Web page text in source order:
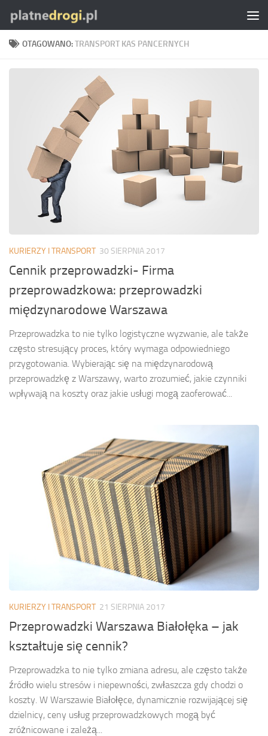
Skip to content
OTAGOWANO:TRANSPORT KAS PANCERNYCH
KURIERZY I TRANSPORT 30 SIERPNIA 2017
Cennik przeprowadzki- Firma
przeprowadzkowa: przeprowadzki
międzynarodowe Warszawa
Przeprowadzka to nie tylko logistyczne wyzwanie, ale także
często stresujący proces, który wymaga odpowiedniego
przygotowania. Wybierając się na międzynarodową
przeprowadzkę z Warszawy, warto zrozumieć, jakie czynniki
wpływają na koszty oraz jakie usługi mogą zaoferować...
KURIERZY I TRANSPORT 21 SIERPNIA 2017
Przeprowadzki Warszawa Białołęka – jak
kształtuje się cennik?
Przeprowadzka to nie tylko zmiana adresu, ale często także
źródło wielu stresów i niepewności, zwłaszcza gdy chodzi o
koszty. W Warszawie Białołęce, dynamicznie rozwijającej się
dzielnicy, ceny usług przeprowadzkowych mogą być
zróżnicowane i zależą...